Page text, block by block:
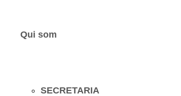
Qui som
SECRETARIA